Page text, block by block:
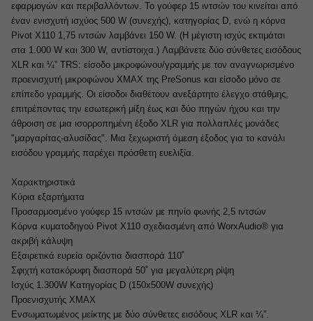
εφαρμογών και περιβαλλόντων. Το γούφερ 15 ιντσών του κινείται από
έναν ενισχυτή ισχύος 500 W (συνεχής), κατηγορίας D, ενώ η κόρνα
Pivot X110 1,75 ιντσών λαμβάνει 150 W. (Η μέγιστη ισχύς εκτιμάται
στα 1.000 W και 300 W, αντίστοιχα.) Λαμβάνετε δύο σύνθετες εισόδους
XLR και ¼” TRS: είσοδο μικροφώνου/γραμμής με τον αναγνωρισμένο
προενισχυτή μικροφώνου XMAX της PreSonus και είσοδο μόνο σε
επίπεδο γραμμής. Οι είσοδοι διαθέτουν ανεξάρτητο έλεγχο στάθμης,
επιτρέποντας την εσωτερική μίξη έως και δύο πηγών ήχου και την
άθροιση σε μια ισορροπημένη έξοδο XLR για πολλαπλές μονάδες
"μαργαρίτας-αλυσίδας". Μια ξεχωριστή άμεση έξοδος για το κανάλι
εισόδου γραμμής παρέχει πρόσθετη ευελιξία.
Χαρακτηριστικά
Κύρια εξαρτήματα
Προσαρμοσμένο γούφερ 15 ιντσών με πηνίο φωνής 2,5 ιντσών
Κόρνα κυματοδηγού Pivot X110 σχεδιασμένη από WorxAudio® για
ακριβή κάλυψη
Εξαιρετικά ευρεία οριζόντια διασπορά 110˚
Σφιχτή κατακόρυφη διασπορά 50˚ για μεγαλύτερη ρίψη
Ισχύς 1.300W Κατηγορίας D (150x500W συνεχής)
Προενισχυτής XMAX
Ενσωματωμένος μείκτης με δύο σύνθετες εισόδους XLR και ¼”.